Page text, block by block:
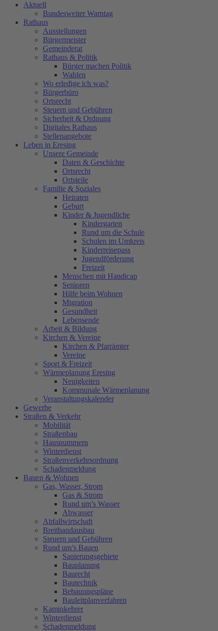
Aktuell
Bundesweiter Warntag
Rathaus
Ausstellungen
Bürgermeister
Gemeinderat
Rathaus & Politik
Bürger machen Politik
Wahlen
Wo erledige ich was?
Bürgerbüro
Ortsrecht
Steuern und Gebühren
Sicherheit & Ordnung
Digitales Rathaus
Stellenangebote
Leben in Eresing
Unsere Gemeinde
Daten & Geschichte
Ortsrecht
Ortsteile
Familie & Soziales
Heiraten
Geburt
Kinder & Jugendliche
Kindergarten
Rund um die Schule
Schulen im Umkreis
Kinderreisepass
Jugendförderung
Freizeit
Menschen mit Handicap
Senioren
Hilfe beim Wohnen
Migration
Gesundheit
Lebensende
Arbeit & Bildung
Kirchen & Vereine
Kirchen & Pfarrämter
Vereine
Sport & Freizeit
Wärmeplanung Eresing
Neuigkeiten
Kommunale Wärmeplanung
Veranstaltungskalender
Gewerbe
Straßen & Verkehr
Mobilität
Straßenbau
Hausnummern
Winterdienst
Straßenverkehrsordnung
Schadenmeldung
Bauen & Wohnen
Gas, Wasser, Strom
Gas & Strom
Rund um’s Wasser
Abwasser
Abfallwirtschaft
Breitbandausbau
Steuern und Gebühren
Rund um’s Bauen
Sanierungsgebiete
Bauplanung
Baurecht
Bautechnik
Bebauungspläne
Bauleitplanverfahren
Kaminkehrer
Winterdienst
Schadenmeldung